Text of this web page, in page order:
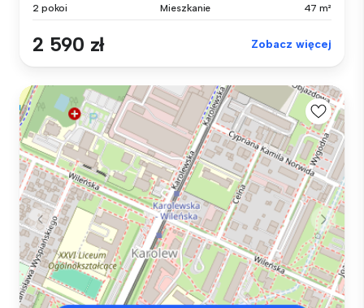
2 pokoi Mieszkanie 47 m²
2 590 zł Zobacz więcej